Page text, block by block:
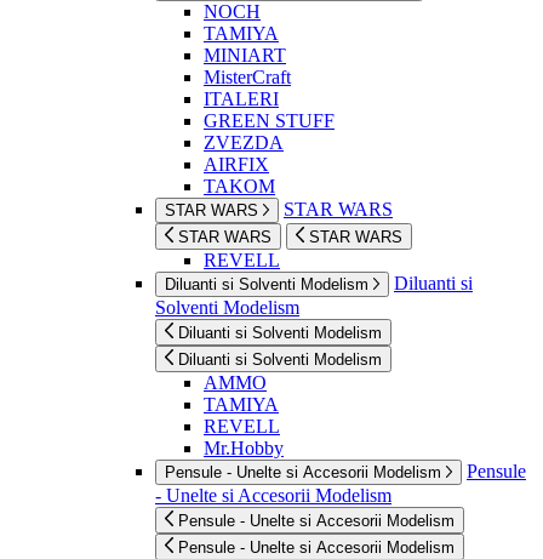
NOCH
TAMIYA
MINIART
MisterCraft
ITALERI
GREEN STUFF
ZVEZDA
AIRFIX
TAKOM
STAR WARS STAR WARS
STAR WARS STAR WARS
REVELL
Diluanti si Solventi Modelism
Diluanti si
Solventi Modelism
Diluanti si Solventi Modelism
Diluanti si Solventi Modelism
AMMO
TAMIYA
REVELL
Mr.Hobby
Pensule - Unelte si Accesorii Modelism
Pensule
- Unelte si Accesorii Modelism
Pensule - Unelte si Accesorii Modelism
Pensule - Unelte si Accesorii Modelism